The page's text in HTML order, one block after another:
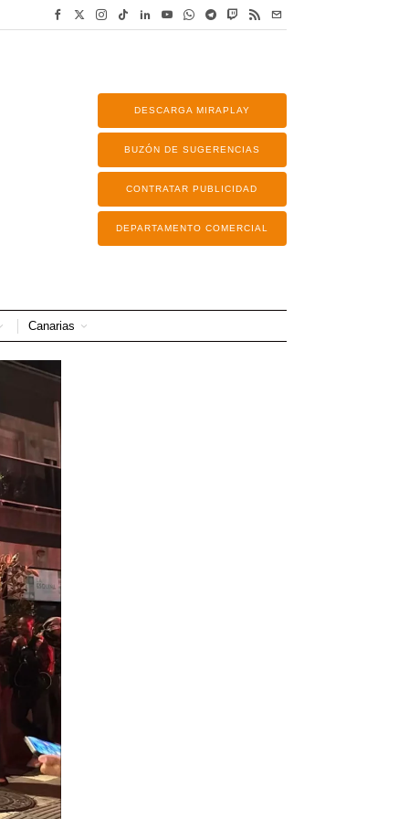
DESCARGA MIRAPLAY
BUZÓN DE SUGERENCIAS
CONTRATAR PUBLICIDAD
DEPARTAMENTO COMERCIAL
Canarias